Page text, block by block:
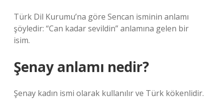
Türk Dil Kurumu’na göre Sencan isminin anlamı
şöyledir: “Can kadar sevildin” anlamına gelen bir
isim.
Şenay anlamı nedir?
Şenay kadın ismi olarak kullanılır ve Türk kökenlidir.